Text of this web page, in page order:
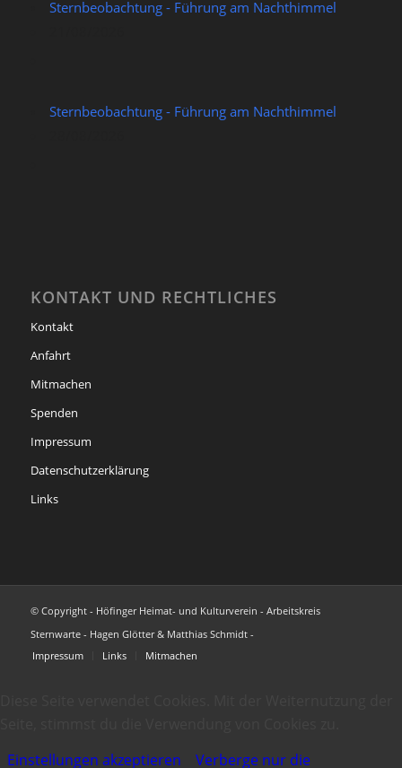
Sternbeobachtung - Führung am Nachthimmel
Sternbeobachtung - Führung am Nachthimmel
KONTAKT UND RECHTLICHES
Kontakt
Anfahrt
Mitmachen
Spenden
Impressum
Datenschutzerklärung
Links
© Copyright - Höfinger Heimat- und Kulturverein - Arbeitskreis
Sternwarte - Hagen Glötter & Matthias Schmidt -
Impressum
Links Mitmachen
Einstellungen akzeptieren
Verberge nur die